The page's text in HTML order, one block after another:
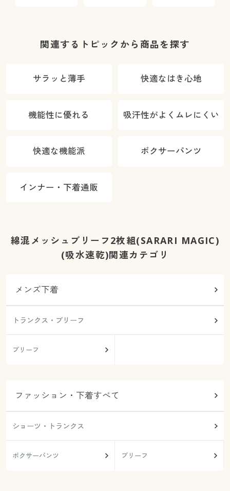
関連するトピックから商品を探す
サラッと薄手 快適なはき心地
機能性に優れる 吸汗性がよくムレにくい
快適な機能派 ボクサーパンツ
インナー・下着通販
綿混メッシュブリーフ2枚組(SARARI MAGIC)
(吸水速乾)関連カテゴリ
メンズ下着
トランクス・ブリーフ
ブリーフ
ファッション・下着すべて
ショーツ・トランクス
ボクサーパンツ ブリーフ